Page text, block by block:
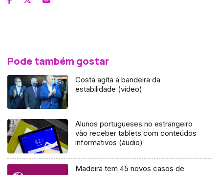
Pode também gostar
Costa agita a bandeira da
estabilidade (vídeo)
Alunos portugueses no estrangeiro
vão receber tablets com conteúdos
informativos (áudio)
Madeira tem 45 novos casos de